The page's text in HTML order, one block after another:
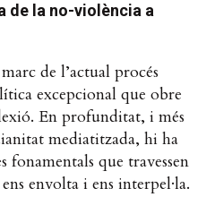
de la no-violència a
de l’actual procés
excepcional que obre
En profunditat, i més
mediatitzada, hi ha
fonamentals que travessen
envolta i ens interpel·la.